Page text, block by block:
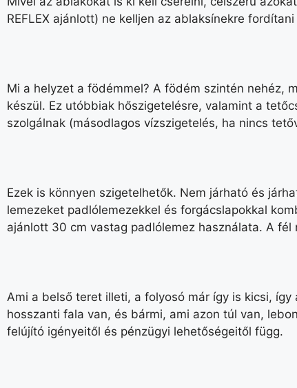
REFLEX ajánlott) ne kelljen az ablaksínekre
Mi a helyzet a födémmel? A födém szintén nehéz,
készül. Ez utóbbiak hőszigetelésre, valamint a
szolgálnak (másodlagos vízszigetelés, ha nincs
Ezek is könnyen szigetelhetők. Nem járható és
lemezeket padlólemezekkel és forgácslapokkal
ajánlott 30 cm vastag padlólemez használata. A
Ami a belső teret illeti, a folyosó már így is kicsi,
hosszanti fala van, és bármi, ami azon túl van,
felújító igényeitől és pénzügyi lehetőségeitől függ.